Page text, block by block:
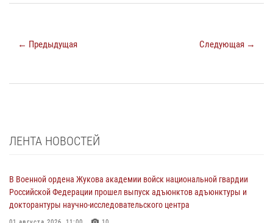
← Предыдущая Следующая →
ЛЕНТА НОВОСТЕЙ
В Военной ордена Жукова академии войск национальной гвардии
Российской Федерации прошел выпуск адъюнктов адъюнктуры и
докторантуры научно-исследовательского центра